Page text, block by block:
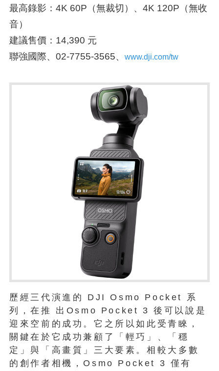
最高錄影：4K 60P（無裁切）、4K 120P（無收
音）
建議售價：14,390 元
聯強國際、02-7755-3565、www.dji.com/tw
歷經三代演進的 DJI Osmo Pocket 系
列，在推 出Osmo Pocket 3 後可以說是
迎來空前的成功。它之所以如此受青睞，
關鍵在於它成功兼顧了「輕巧」、「穩
定」與「高畫質」三大要素。相較大多數
的創作者相機，Osmo Pocket 3 僅有